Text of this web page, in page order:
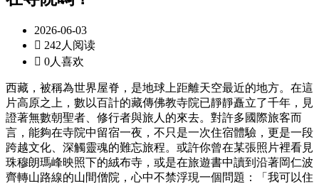
2026-06-03
 242人阅读
 0人喜欢
西藏，被稱為世界屋脊，是地球上距離天空最近的地方。在這
片高原之上，數以百計的藏傳佛教寺院已靜靜矗立了千年，見
證著無數朝聖者、修行者與旅人的來去。對許多國際旅客而
言，能夠在寺院中留宿一夜，不只是一次住宿體驗，更是一段
跨越文化、深觸靈魂的難忘旅程。或許你曾在某張照片裡看見
珠穆朗瑪峰映照下的絨布寺，或是在旅遊書中讀到沿著岡仁波
齊轉山路線的山間僧院，心中不禁浮現一個問題：「我可以住